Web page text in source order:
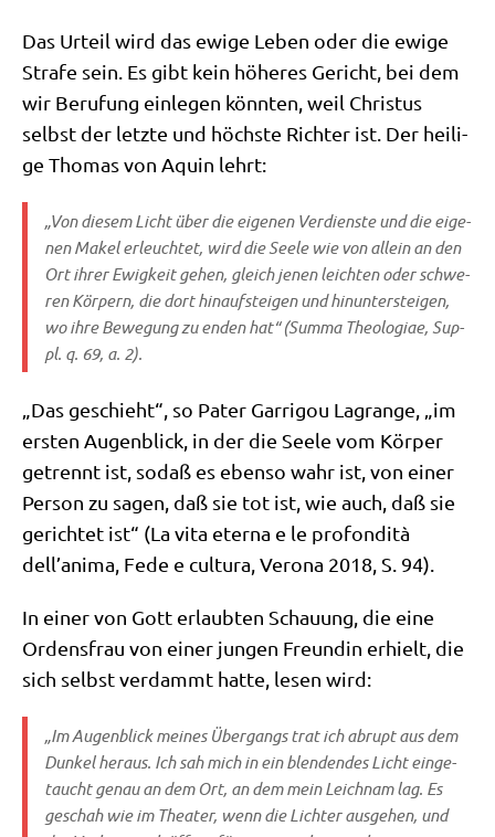
Das Urteil wird das ewi­ge Leben oder die ewi­ge
Stra­fe sein. Es gibt kein höhe­res Gericht, bei dem
wir Beru­fung ein­le­gen könn­ten, weil Chri­stus
selbst der letz­te und höch­ste Rich­ter ist. Der hei­li­
ge Tho­mas von Aquin lehrt:
„Von die­sem Licht über die eige­nen Ver­dien­ste und die eige­
nen Makel erleuch­tet, wird die See­le wie von allein an den
Ort ihrer Ewig­keit gehen, gleich jenen leich­ten oder schwe­
ren Kör­pern, die dort hin­auf­stei­gen und hin­un­ter­stei­gen,
wo ihre Bewe­gung zu enden hat“ (Sum­ma Theo­lo­giae, Sup­
pl. q. 69, a. 2).
„Das geschieht“, so Pater Gar­ri­gou Lagran­ge, „im
ersten Augen­blick, in der die See­le vom Kör­per
getrennt ist, sodaß es eben­so wahr ist, von einer
Per­son zu sagen, daß sie tot ist, wie auch, daß sie
gerich­tet ist“ (La vita eter­na e le pro­fon­di­tà
dell’anima, Fede e cul­tu­ra, Vero­na 2018, S. 94).
In einer von Gott erlaub­ten Schau­ung, die eine
Ordens­frau von einer jun­gen Freun­din erhielt, die
sich selbst ver­dammt hat­te, lesen wird:
„Im Augen­blick mei­nes Über­gangs trat ich abrupt aus dem
Dun­kel her­aus. Ich sah mich in ein blen­den­des Licht ein­ge­
taucht genau an dem Ort, an dem mein Leich­nam lag. Es
geschah wie im Thea­ter, wenn die Lich­ter aus­ge­hen, und